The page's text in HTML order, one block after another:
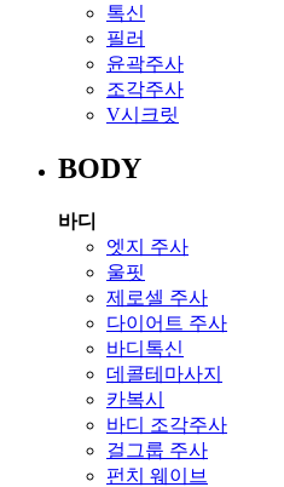
톡신
필러
윤곽주사
조각주사
V시크릿
BODY
바디
엣지 주사
울핏
제로셀 주사
다이어트 주사
바디톡신
데콜테마사지
카복시
바디 조각주사
걸그룹 주사
펀치 웨이브